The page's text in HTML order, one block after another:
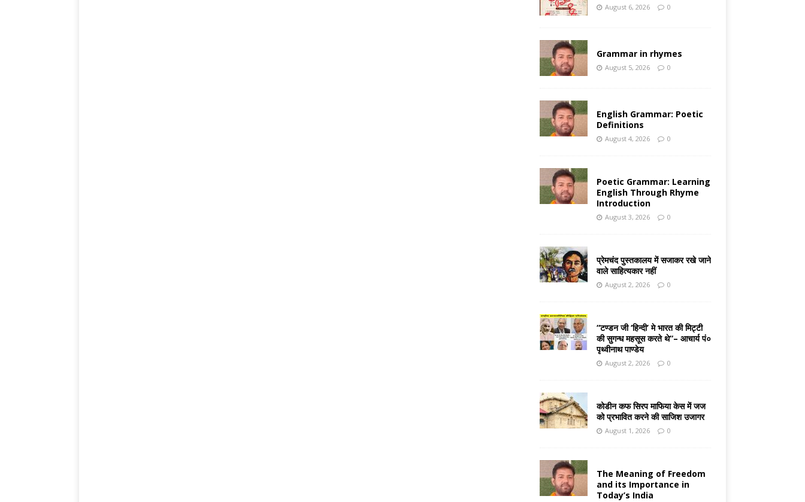
August 6, 2026 0
Grammar in rhymes
August 5, 2026 0
English Grammar: Poetic
Definitions
August 4, 2026 0
Poetic Grammar: Learning
English Through Rhyme
Introduction
August 3, 2026 0
प्रेमचंद पुस्तकालय में सजाकर रखे जाने
वाले साहित्यकार नहीं
August 2, 2026 0
“टण्डन जी ‘हिन्दी’ मे भारत की मिट्टी
की सुगन्ध महसूस करते थे”– आचार्य पं०
पृथ्वीनाथ पाण्डेय
August 2, 2026 0
कोडीन कफ सिरप माफिया केस में जज
को प्रभावित करने की साजिश उजागर
August 1, 2026 0
The Meaning of Freedom
and its Importance in
Today’s India